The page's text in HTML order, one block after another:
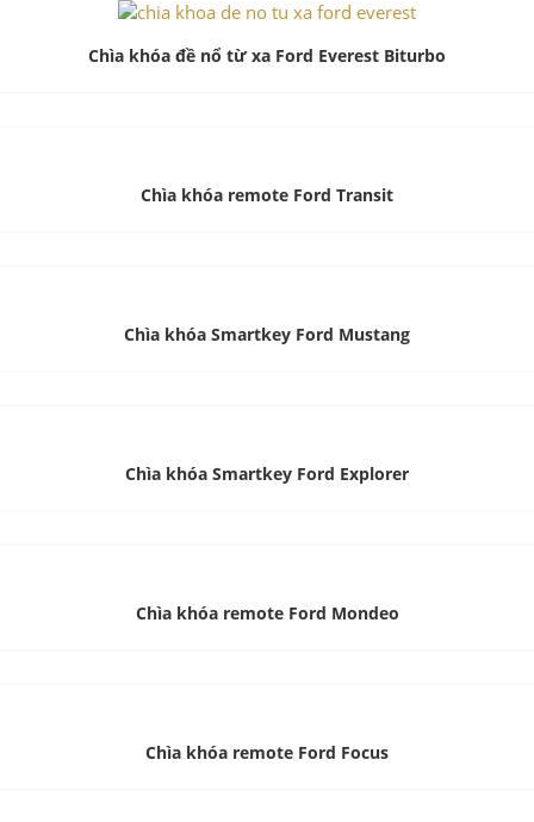
Chìa khóa đề nổ từ xa Ford Everest Biturbo
Chìa khóa remote Ford Transit
Chìa khóa Smartkey Ford Mustang
Chìa khóa Smartkey Ford Explorer
Chìa khóa remote Ford Mondeo
Chìa khóa remote Ford Focus